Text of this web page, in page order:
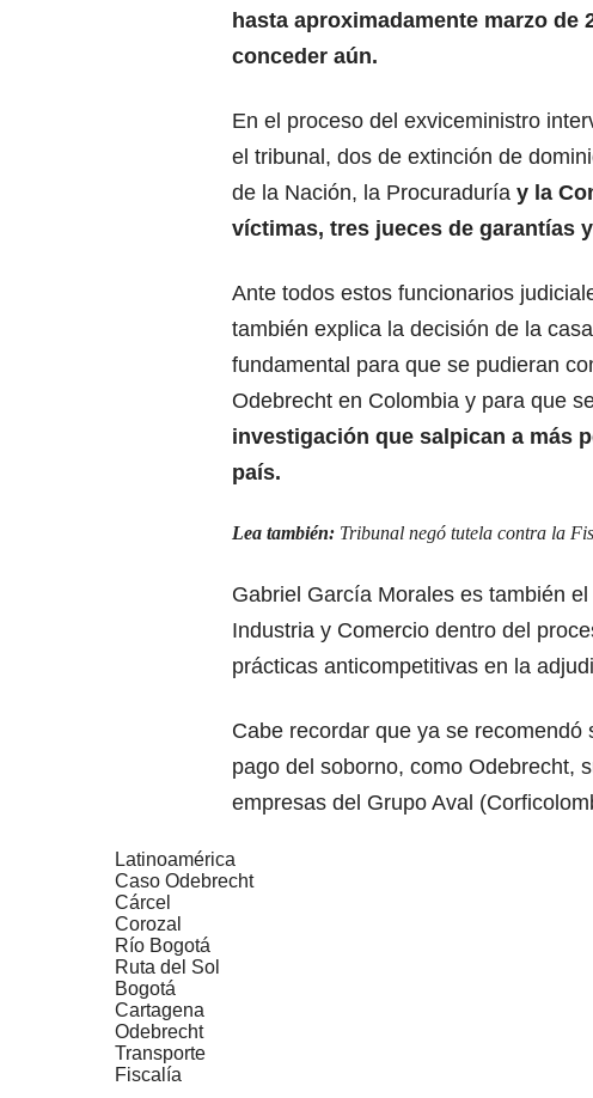
hasta aproximadamente marzo de
conceder aún.
En el proceso del exviceministro
el tribunal, dos de extinción de
de la Nación, la Procuraduría y la
víctimas, tres jueces de garantías
Ante todos estos funcionarios
también explica la decisión de la
fundamental para que se pudieran
Odebrecht en Colombia y para que
investigación que salpican a más
país.
Lea también: Tribunal negó tutela contra la
Gabriel García Morales es también
Industria y Comercio dentro del
prácticas anticompetitivas en la
Cabe recordar que ya se
pago del soborno, como Odebrecht,
empresas del Grupo Aval
Latinoamérica
Caso Odebrecht
Cárcel
Corozal
Río Bogotá
Ruta del Sol
Bogotá
Cartagena
Odebrecht
Transporte
Fiscalía